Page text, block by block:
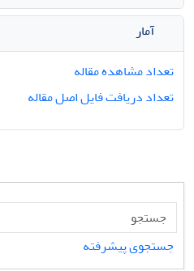
آمار
تعداد مشاهده مقاله
تعداد دریافت فایل اصل مقاله
جستجوی پیشرفته